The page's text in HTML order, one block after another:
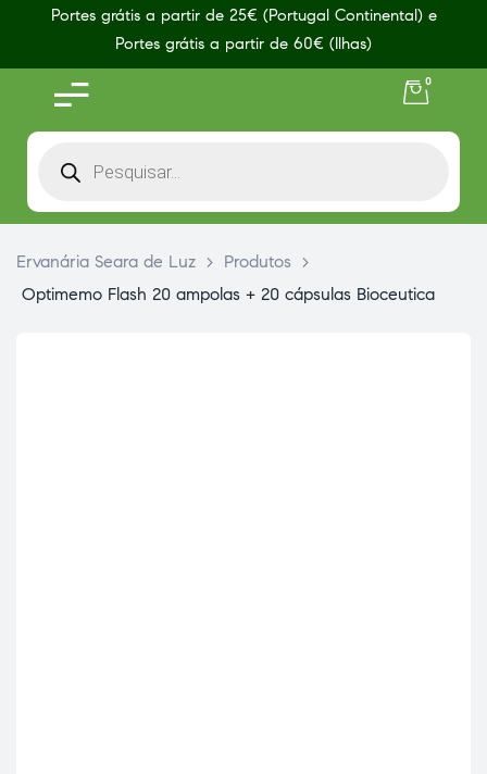
Portes grátis a partir de 25€ (Portugal Continental) e
Portes grátis a partir de 60€ (Ilhas)
0
Ervanária Seara de Luz > Produtos
>
Optimemo Flash 20 ampolas + 20 cápsulas Bioceutica